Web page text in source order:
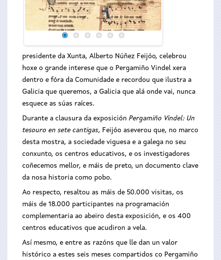
presidente da Xunta, Alberto Núñez Feijóo, celebrou
hoxe o grande interese que o Pergamiño Vindel xera
dentro e fóra da Comunidade e recordou que ilustra a
Galicia que queremos, a Galicia que alá onde vai, nunca
esquece as súas raíces.
Durante a clausura da exposición Pergamiño Vindel: Un
tesouro en sete cantigas, Feijóo aseverou que, no marco
desta mostra, a sociedade viguesa e a galega no seu
conxunto, os centros educativos, e os investigadores
coñecemos mellor, e máis de preto, un documento clave
da nosa historia como pobo.
Ao respecto, resaltou as máis de 50.000 visitas, os
máis de 18.000 participantes na programación
complementaria ao abeiro desta exposición, e os 400
centros educativos que acudiron a vela.
Así mesmo, e entre as razóns que lle dan un valor
histórico a estes seis meses compartidos co Pergamiño